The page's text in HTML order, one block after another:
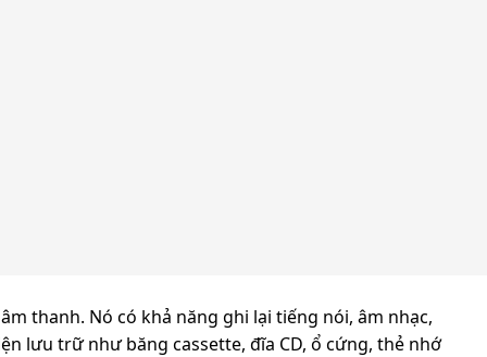
thanh. Nó có khả năng ghi lại tiếng nói, âm nhạc,
lưu trữ như băng cassette, đĩa CD, ổ cứng, thẻ nhớ